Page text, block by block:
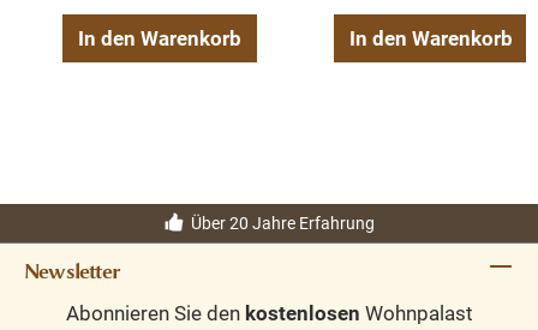
Schrank aus
Weichholz
In den Warenkorb In den Warenkorb
Über 20 Jahre Erfahrung
Newsletter
Abonnieren Sie den kostenlosen Wohnpalast